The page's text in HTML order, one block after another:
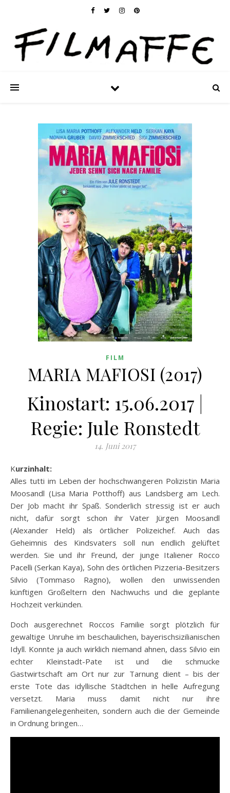
FILM
MARIA MAFIOSI (2017)
Kinostart: 15.06.2017 |
Regie: Jule Ronstedt
14. Juni 2017
Kurzinhalt:
Alles tutti im Leben der hochschwangeren Polizistin Maria
Moosandl (Lisa Maria Potthoff) aus Landsberg am Lech.
Der Job macht ihr Spaß. Sonderlich stressig ist er auch
nicht, dafür sorgt schon ihr Vater Jürgen Moosandl
(Alexander Held) als örtlicher Polizeichef. Auch das
Geheimnis des Kindsvaters soll nun endlich gelüftet
werden. Sie und ihr Freund, der junge Italiener Rocco
Pacelli (Serkan Kaya), Sohn des örtlichen Pizzeria-Besitzers
Silvio (Tommaso Ragno), wollen den unwissenden
künftigen Großeltern den Nachwuchs und die geplante
Hochzeit verkünden.
Doch ausgerechnet Roccos Familie sorgt plötzlich für
gewaltige Unruhe im beschaulichen, bayerischsizilianischen
Idyll. Konnte ja auch wirklich niemand ahnen, dass Silvio ein
echter Kleinstadt-Pate ist und die schmucke
Gastwirtschaft am Ort nur zur Tarnung dient – bis der
erste Tote das idyllische Städtchen in helle Aufregung
versetzt. Maria muss damit nicht nur ihre
Familienangelegenheiten, sondern auch die der Gemeinde
in Ordnung bringen…